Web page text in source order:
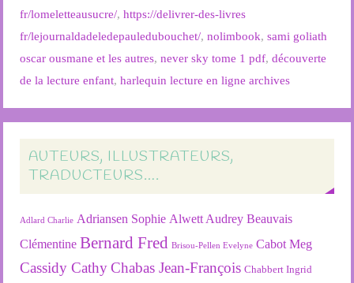
fr/lomeletteausucre/,https://delivrer-des-livres
fr/lejournaldadeledepauledubouchet/,nolimbook,sami goliath
oscar ousmane et les autres,never sky tome 1 pdf,découverte
de la lecture enfant,harlequin lecture en ligne archives
AUTEURS, ILLUSTRATEURS,
TRADUCTEURS….
Adlard Charlie Adriansen Sophie Alwett Audrey Beauvais
Clémentine Bernard Fred Brisou-Pellen Evelyne Cabot Meg
Cassidy Cathy Chabas Jean-François Chabbert Ingrid